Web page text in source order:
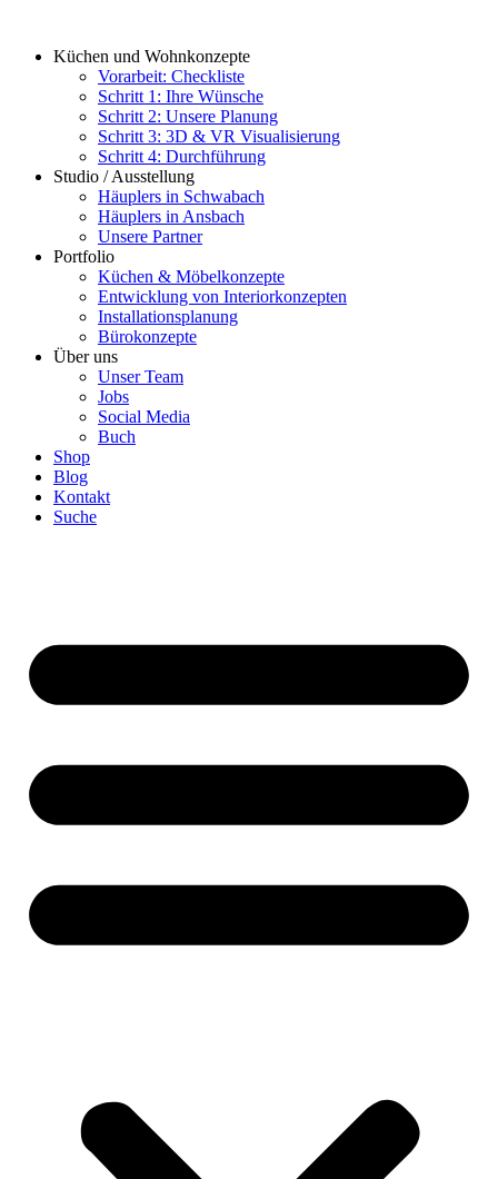
springenKüchen und Wohnkonzepte
Vorarbeit: Checkliste
Schritt 1: Ihre Wünsche
Schritt 2: Unsere Planung
Schritt 3: 3D & VR Visualisierung
Schritt 4: Durchführung
Studio / Ausstellung
Häuplers in Schwabach
Häuplers in Ansbach
Unsere Partner
Portfolio
Küchen & Möbelkonzepte
Entwicklung von Interiorkonzepten
Installationsplanung
Bürokonzepte
Über uns
Unser Team
Jobs
Social Media
Buch
Shop
Blog
Kontakt
Suche